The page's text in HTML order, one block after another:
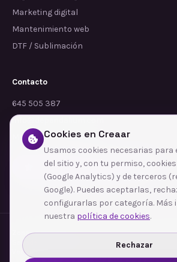
Marketing digital
Mantenimiento web
DTF / Sublimación
Contacto
645 505 387
info@dependalium.com
Mataró (Barcelona)
Déjanos tu reseña en Google
Zonas de cobertura·Barcelona·L'Hospitalet de
Sabadell
Santa Coloma de
Ver todas las zonas →
Cookies en Creaar
Usamos cookies necesarias
del sitio y, con tu permiso,
(Google Analytics) y de terceros
Google). Puedes aceptarlas,
configurarlas por categoría. Más
nuestra política de cookies.
Rechazar